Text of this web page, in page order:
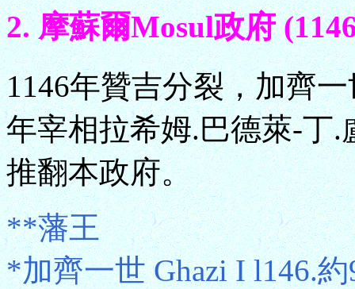
2. 摩蘇爾Mosul政府
1146年贊吉分裂，加齊
年宰相拉希姆.巴德萊-丁.
推翻本政府。
**藩王
*加齊一世 Ghazi I l146.約